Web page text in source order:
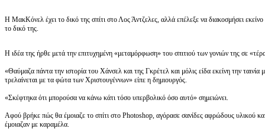
Η ΜακΚόνελ έχει το δικό της σπίτι στο Λος Άντζελες, αλλά επέλεξε να διακοσμήσει
το δικό της.
Η ιδέα της ήρθε μετά την επιτυχημένη «μεταμόρφωση» του σπιτιού των γονιών της σε
«Θαύμαζα πάντα την ιστορία του Χάνσελ και της Γκρέτελ και μόλις είδα εκείνη την
τρελαίνεται με τα φώτα των Χριστουγέννων» είπε η δημιουργός.
«Σκέφτηκα ότι μπορούσα να κάνω κάτι τόσο υπερβολικό όσο αυτό» σημειώνει.
Αφού βρήκε πώς θα έμοιαζε το σπίτι στο Photoshop, αγόρασε σανίδες αφρώδους υλικού και
έμοιαζαν με καραμέλα.